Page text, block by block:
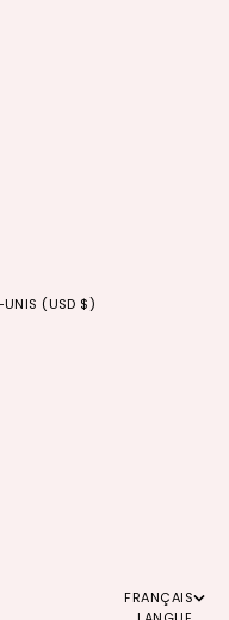
UNIS (USD $)
FRANÇAIS